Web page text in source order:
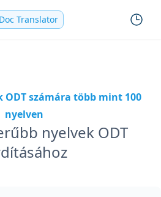
Doc Translator
számára több mint 100
nyelven
nyelvek ODT